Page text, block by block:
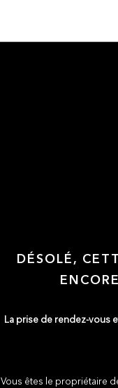
DÉSOLÉ,
La prise de rendez-vous
Vous êtes le propriétaire